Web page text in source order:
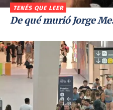
TENÉS QUE LEER
De qué murió Jorge